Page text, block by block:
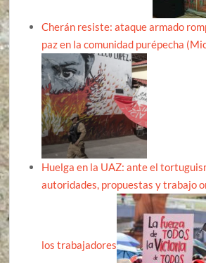
Cherán resiste: ataque armado
paz en la comunidad purépecha
Huelga en la UAZ: ante el
autoridades, propuestas y trabajo
los trabajadores